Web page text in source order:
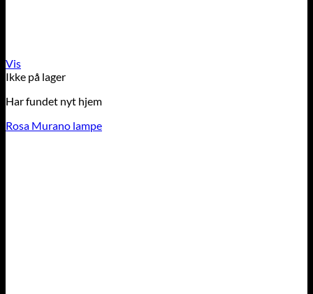
Vis
Ikke på lager
Har fundet nyt hjem
Rosa Murano lampe